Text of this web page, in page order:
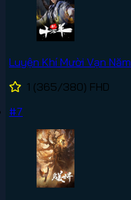
Luyện Khí Mười Vạn Năm
1 (365/380) FHD
#7